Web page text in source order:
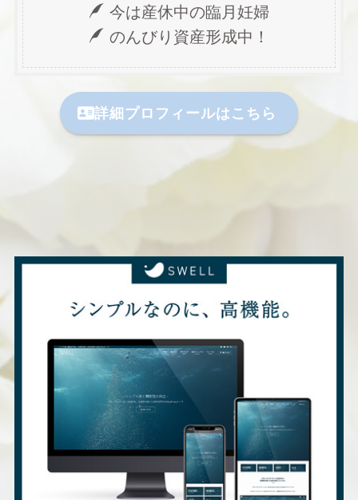
今は産休中の臨月妊婦
のんびり資産形成中！
詳細プロフィールはこちら